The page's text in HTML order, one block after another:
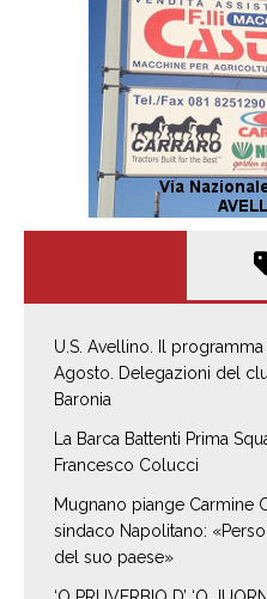
U.S. Avellino. Il
Agosto. Delegazioni del
Baronia
La Barca Battenti Prima
Francesco Colucci
Mugnano piange Carmine
sindaco Napolitano:
del suo paese»